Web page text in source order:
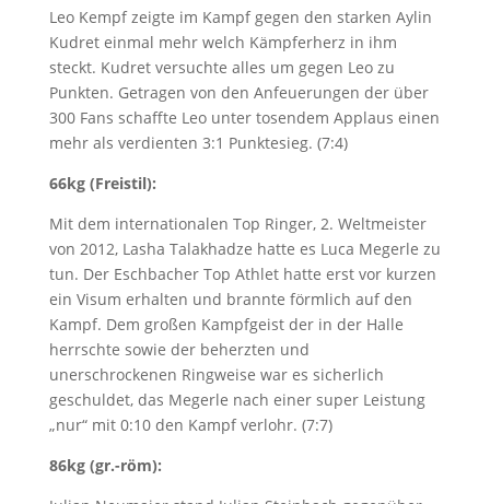
Leo Kempf zeigte im Kampf gegen den starken Aylin
Kudret einmal mehr welch Kämpferherz in ihm
steckt. Kudret versuchte alles um gegen Leo zu
Punkten. Getragen von den Anfeuerungen der über
300 Fans schaffte Leo unter tosendem Applaus einen
mehr als verdienten 3:1 Punktesieg. (7:4)
66kg (Freistil):
Mit dem internationalen Top Ringer, 2. Weltmeister
von 2012, Lasha Talakhadze hatte es Luca Megerle zu
tun. Der Eschbacher Top Athlet hatte erst vor kurzen
ein Visum erhalten und brannte förmlich auf den
Kampf. Dem großen Kampfgeist der in der Halle
herrschte sowie der beherzten und
unerschrockenen Ringweise war es sicherlich
geschuldet, das Megerle nach einer super Leistung
„nur“ mit 0:10 den Kampf verlohr. (7:7)
86kg (gr.-röm):